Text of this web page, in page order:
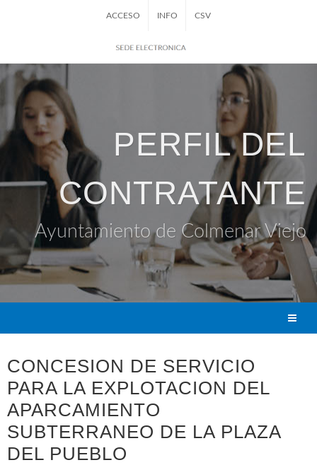
ACCESO INFO CSV
PERFIL DEL
CONTRATANTE
Ayuntamiento de Colmenar Viejo
CONCESION DE SERVICIO
PARA LA EXPLOTACION DEL
APARCAMIENTO
SUBTERRANEO DE LA PLAZA
DEL PUEBLO